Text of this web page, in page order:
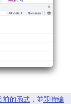
前的函式 ，並即時編